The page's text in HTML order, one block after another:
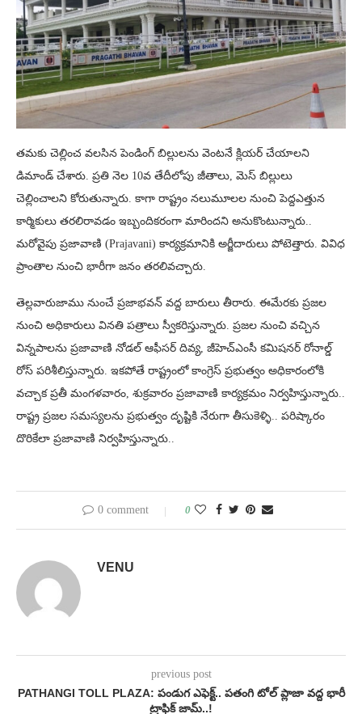
తమకు చెల్లించ వలసిన పెండింగ్‌ బిల్లులను వెంటనే క్లియర్ చేయాలని
డిమాండ్‌ చేశారు. ప్రతి నెల 10వ తేదీలోపు జీతాలు, మెస్‌ బిల్లులు
చెల్లించాలని కోరుతున్నారు. కాగా రాష్ట్రం నలుమూలల నుంచి పెద్దఎత్తున
కార్మికులు తరలిరావడం ఇబ్బందికరంగా మారిందని అనుకొంటున్నారు..
మరోవైపు ప్రజావాణి (Prajavani) కార్యక్రమానికి అర్జీదారులు పోటెత్తారు. వివిధ
ప్రాంతాల నుంచి భారీగా జనం తరలివచ్చారు.
తెల్లవారుజాము నుంచే ప్రజాభవన్‌ వద్ద బారులు తీరారు. ఈమేరకు ప్రజల
నుంచి అధికారులు వినతి పత్రాలు స్వీకరిస్తున్నారు. ప్రజల నుంచి వచ్చిన
విన్నపాలను ప్రజావాణి నోడల్ ఆఫీసర్ దివ్య, జీహెచ్‌ఎంసీ కమిషనర్ రోనాల్డ్
రోస్ పరిశీలిస్తున్నారు. ఇకపోతే రాష్ట్రంలో కాంగ్రెస్ ప్రభుత్వం అధికారంలోకి
వచ్చాక ప్రతీ మంగళవారం, శుక్రవారం ప్రజావాణి కార్యక్రమం నిర్వహిస్తున్నారు..
రాష్ట్ర ప్రజల సమస్యలను ప్రభుత్వం దృష్టికి నేరుగా తీసుకెళ్ళి.. పరిష్కారం
దొరికేలా ప్రజావాణి నిర్వహిస్తున్నారు..
0 comment 0
VENU
previous post
PATHANGI TOLL PLAZA: పండుగ ఎఫెక్ట్.. పతంగి టోల్ ప్లాజా వద్ద భారీ
ట్రాఫిక్ జామ్..!